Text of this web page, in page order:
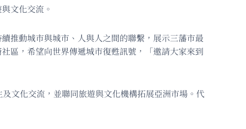
文化交流。
推動城市與城市、人與人之間的聯繫，展示三藩市最
區，希望向世界傳遞城市復甦訊號，「邀請大家來到
文化交流，並聯同旅遊與文化機構拓展亞洲市場。代